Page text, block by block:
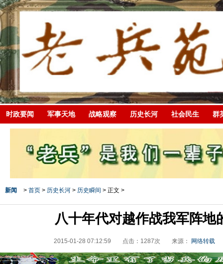
时政要闻 军事天地 战略观察 历史长河 社会民生 群
新闻 > 首页 > 历史长河 > 历史瞬间 > 正文 >
八十年代对越作战我军阵地
2015-01-28 07:12:59 点击： 1287次 来源： 网络转载